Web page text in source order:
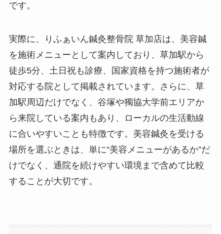
です。
実際に、りふぁいん鍼灸整骨院 草加店は、美容鍼
を施術メニューとして案内しており、草加駅から
徒歩5分、土日祝も診療、国家資格を持つ施術者が
対応する院として掲載されています。さらに、草
加駅周辺だけでなく、谷塚や獨協大学前エリアか
ら来院している案内もあり、ローカルの生活動線
に合いやすいことも特徴です。美容鍼灸を受ける
場所を選ぶときは、単に“美容メニューがあるか”だ
けでなく、通院を続けやすい環境まで含めて比較
することが大切です。